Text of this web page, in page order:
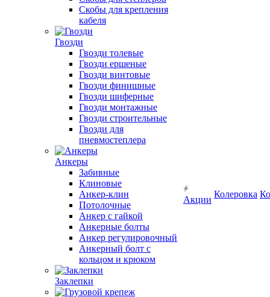
Скобы для крепления
кабеля
Гвозди
Гвозди толевые
Гвозди ершеные
Гвозди винтовые
Гвозди финишные
Гвозди шиферные
Гвозди монтажные
Гвозди строительные
Гвозди для
пневмостеплера
Анкеры
Забивные
Клиновые
Анкер-клин
Потолочные
Анкер с гайкой
Анкерные болты
Анкер регулировочный
Анкерный болт с
кольцом и крюком
Заклепки
Акции
Колеровка